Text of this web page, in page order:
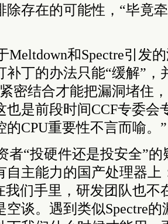
除存在的可能性，“毕竟
Meltdown和Spectre引发
补丁的办法只能“缓解”，
密结合才能把漏洞堵住
是前段时间CCF专委会
CPU重要性不言而喻。”
者“投硬件还是投安全”
自主能力的国产处理器上
我们手里，研发团队也不
空谈。遇到类似Spectre